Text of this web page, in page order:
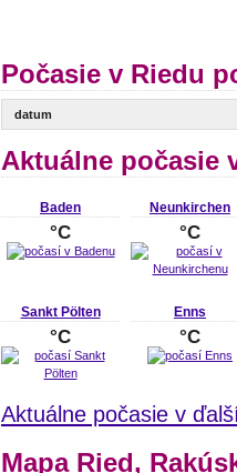
Počasie v Riedu
datum
Aktuálne počasie
Baden
°C
Neunkirchen
°C
Sankt Pölten
°C
Enns
°C
Aktuálne počasie v
Mapa Ried,